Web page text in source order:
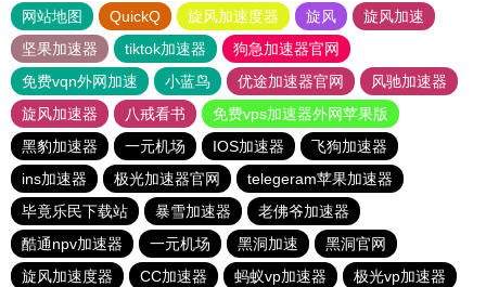
网站地图 QuickQ 旋风加速度器 旋风
旋风加速
坚果加速器
tiktok加速器
狗急加速器官网
免费vqn外网加速
小蓝鸟 优途加速器官网
风驰加速器
旋风加速器
八戒看书
免费vps加速器外网苹果版
黑豹加速器
一元机场 IOS加速器
飞狗加速器
ins加速器
极光加速器官网
telegeram苹果加速器
毕竟乐民下载站
暴雪加速器
老佛爷加速器
酷通npv加速器
一元机场 黑洞加速
黑洞官网
旋风加速度器
CC加速器 蚂蚁vp加速器 极光vp加速器